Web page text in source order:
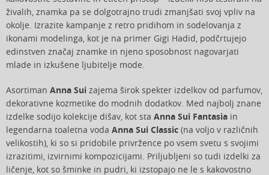
živalih, znamka pa se dolgotrajno trudi zmanjšati svoj vpliv na
okolje. Izrazite kampanje z retro pridihom in sodelovanja z
ikonami modelinga, kot je na primer Gigi Hadid, podčrtujejo
edinstven značaj znamke in njeno sposobnost nagovarjati
mlade in izkušene ljubitelje mode.
Asortiman Anna Sui zajema širok spekter izdelkov od parfumov,
dekorativne kozmetike do modnih dodatkov. Med najbolj znane
izdelke sodijo kolekcije dišav, kot sta Anna Sui Fantasia in
legendarna toaletna voda Anna Sui Classic (na voljo v različnih
velikostih), ki so si pridobile privržence po vsem svetu s svojimi
izrazitimi, izvirnimi kompozicijami. Priljubljeni so tudi izdelki za
ličenje, kot so šminke in pudri, ki izstopajo ne le s kakovostno